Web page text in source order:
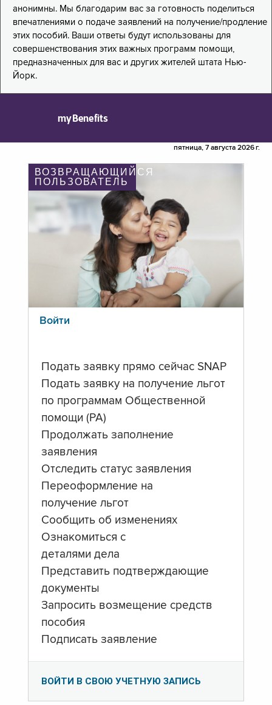
анонимны. Мы благодарим вас за готовность поделиться
впечатлениями о подаче заявлений на получение/продление
этих пособий. Ваши ответы будут использованы для
совершенствования этих важных программ помощи,
предназначенных для вас и других жителей штата Нью-
Йорк.
myBenefits
пятница, 7 августа 2026 г.
ВОЗВРАЩАЮЩИЙСЯ
ПОЛЬЗОВАТЕЛЬ
Войти
Подать заявку прямо сейчас SNAP
Подать заявку на получение льгот
по программам Общественной
помощи (PA)
Продолжать заполнение
заявления
Отследить статус заявления
Переоформление на
получение льгот
Сообщить об изменениях
Ознакомиться с
деталями дела
Представить подтверждающие
документы
Запросить возмещение средств
пособия
Подписать заявление
ВОЙТИ В СВОЮ УЧЕТНУЮ ЗАПИСЬ